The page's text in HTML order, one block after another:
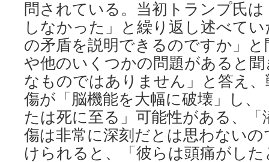
問されている。当初トランプ氏
しなかった」と繰り返し述べて
の矛盾を説明できるのですか」
や他のいくつかの問題があると
なものではありません」と答え
傷が「脳機能を大幅に破壊」し、
たは死に至る」可能性がある、「
傷は非常に深刻だとは思わない
けられると、「彼らは頭痛がし